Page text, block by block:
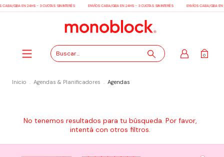
CABA/GBA EN 24HS - 3 CUOTAS SIN INTERÉS ENVÍOS CABA/GBA EN 24HS - 3 CUOTAS SIN INTERÉS ENVÍOS CABA/GBA EN
0
Inicio . Agendas & Planificadores . Agendas
No tenemos resultados para tu búsqueda. Por favor,
intentá con otros filtros.